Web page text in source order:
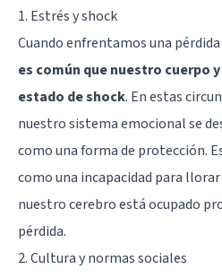
1. Estrés y shock
Cuando enfrentamos una
es común que nuestro cuerpo
estado de shock. En estas
nuestro sistema emocional se
como una forma de protección.
como una incapacidad para
nuestro cerebro está ocupado
pérdida.
2. Cultura y normas sociales